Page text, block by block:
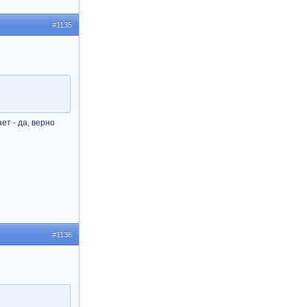
#1135
- да, верно
#1136